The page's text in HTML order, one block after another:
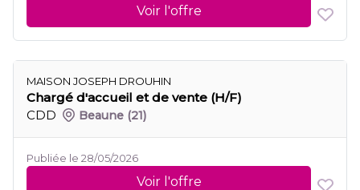
Voir l'offre
MAISON JOSEPH DROUHIN
Chargé d'accueil et de vente (H/F)
CDD
Beaune (21)
Publiée le 28/05/2026
Voir l'offre